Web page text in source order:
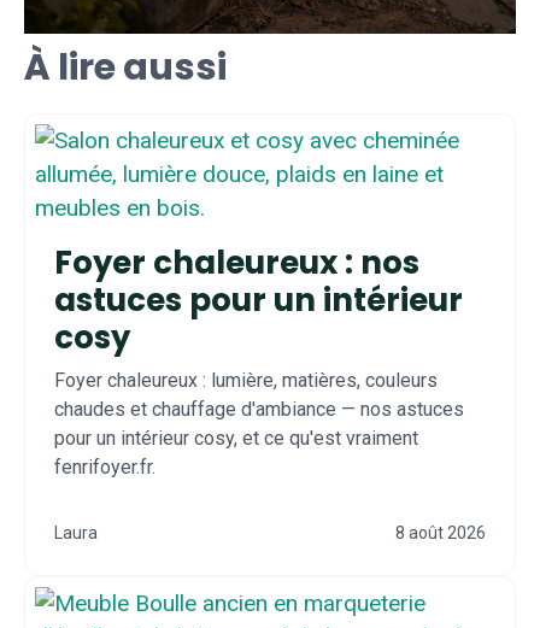
À lire aussi
Foyer chaleureux : nos
astuces pour un intérieur
cosy
Foyer chaleureux : lumière, matières, couleurs
chaudes et chauffage d'ambiance — nos astuces
pour un intérieur cosy, et ce qu'est vraiment
fenrifoyer.fr.
Laura 8 août 2026